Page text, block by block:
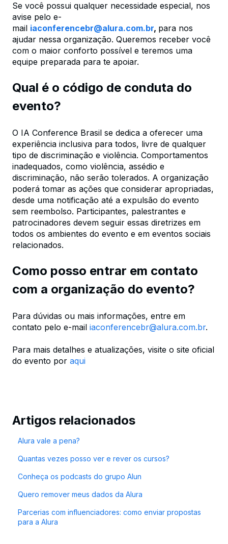
Se você possui qualquer necessidade especial, nos
avise pelo e-
mail iaconferencebr@alura.com.br, para nos
ajudar nessa organização. Queremos receber você
com o maior conforto possível e teremos uma
equipe preparada para te apoiar.
Qual é o código de conduta do
evento?
O IA Conference Brasil se dedica a oferecer uma
experiência inclusiva para todos, livre de qualquer
tipo de discriminação e violência. Comportamentos
inadequados, como violência, assédio e
discriminação, não serão tolerados. A organização
poderá tomar as ações que considerar apropriadas,
desde uma notificação até a expulsão do evento
sem reembolso. Participantes, palestrantes e
patrocinadores devem seguir essas diretrizes em
todos os ambientes do evento e em eventos sociais
relacionados.
Como posso entrar em contato
com a organização do evento?
Para dúvidas ou mais informações, entre em
contato pelo e-mail iaconferencebr@alura.com.br.
Para mais detalhes e atualizações, visite o site oficial
do evento por aqui
Artigos relacionados
Alura vale a pena?
Quantas vezes posso ver e rever os cursos?
Conheça os podcasts do grupo Alun
Quero remover meus dados da Alura
Parcerias com influenciadores: como enviar propostas
para a Alura